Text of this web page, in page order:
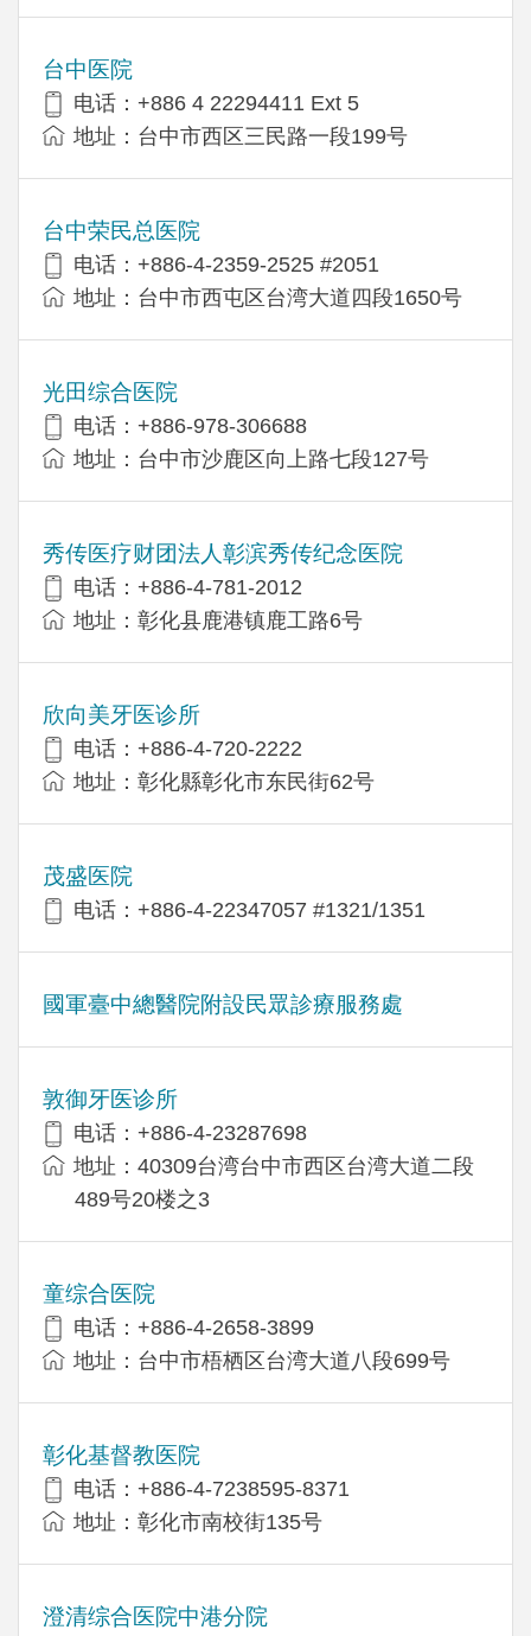
台中医院
电话：+886 4 22294411 Ext 5
地址：台中市西区三民路一段199号
台中荣民总医院
电话：+886-4-2359-2525 #2051
地址：台中市西屯区台湾大道四段1650号
光田综合医院
电话：+886-978-306688
地址：台中市沙鹿区向上路七段127号
秀传医疗财团法人彰滨秀传纪念医院
电话：+886-4-781-2012
地址：彰化县鹿港镇鹿工路6号
欣向美牙医诊所
电话：+886-4-720-2222
地址：彰化縣彰化市东民街62号
茂盛医院
电话：+886-4-22347057 #1321/1351
國軍臺中總醫院附設民眾診療服務處
敦御牙医诊所
电话：+886-4-23287698
地址：40309台湾台中市西区台湾大道二段
489号20楼之3
童综合医院
电话：+886-4-2658-3899
地址：台中市梧栖区台湾大道八段699号
彰化基督教医院
电话：+886-4-7238595-8371
地址：彰化市南校街135号
澄清综合医院中港分院